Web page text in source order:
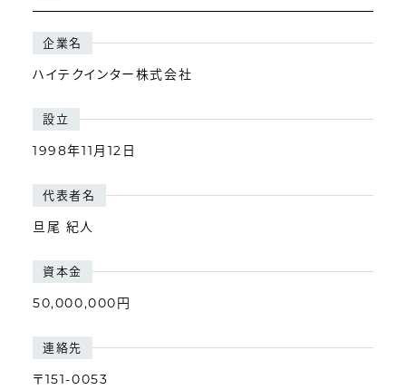
企業名
ハイテクインター株式会社
設立
1998年11月12日
代表者名
旦尾 紀人
資本金
50,000,000円
連絡先
〒151-0053